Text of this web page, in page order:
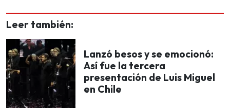
Leer también:
Lanzó besos y se emocionó:
Así fue la tercera
presentación de Luis Miguel
en Chile